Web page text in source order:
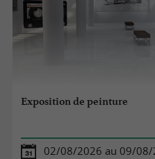
Exposition de peinture
02/08/2026 au 09/08/